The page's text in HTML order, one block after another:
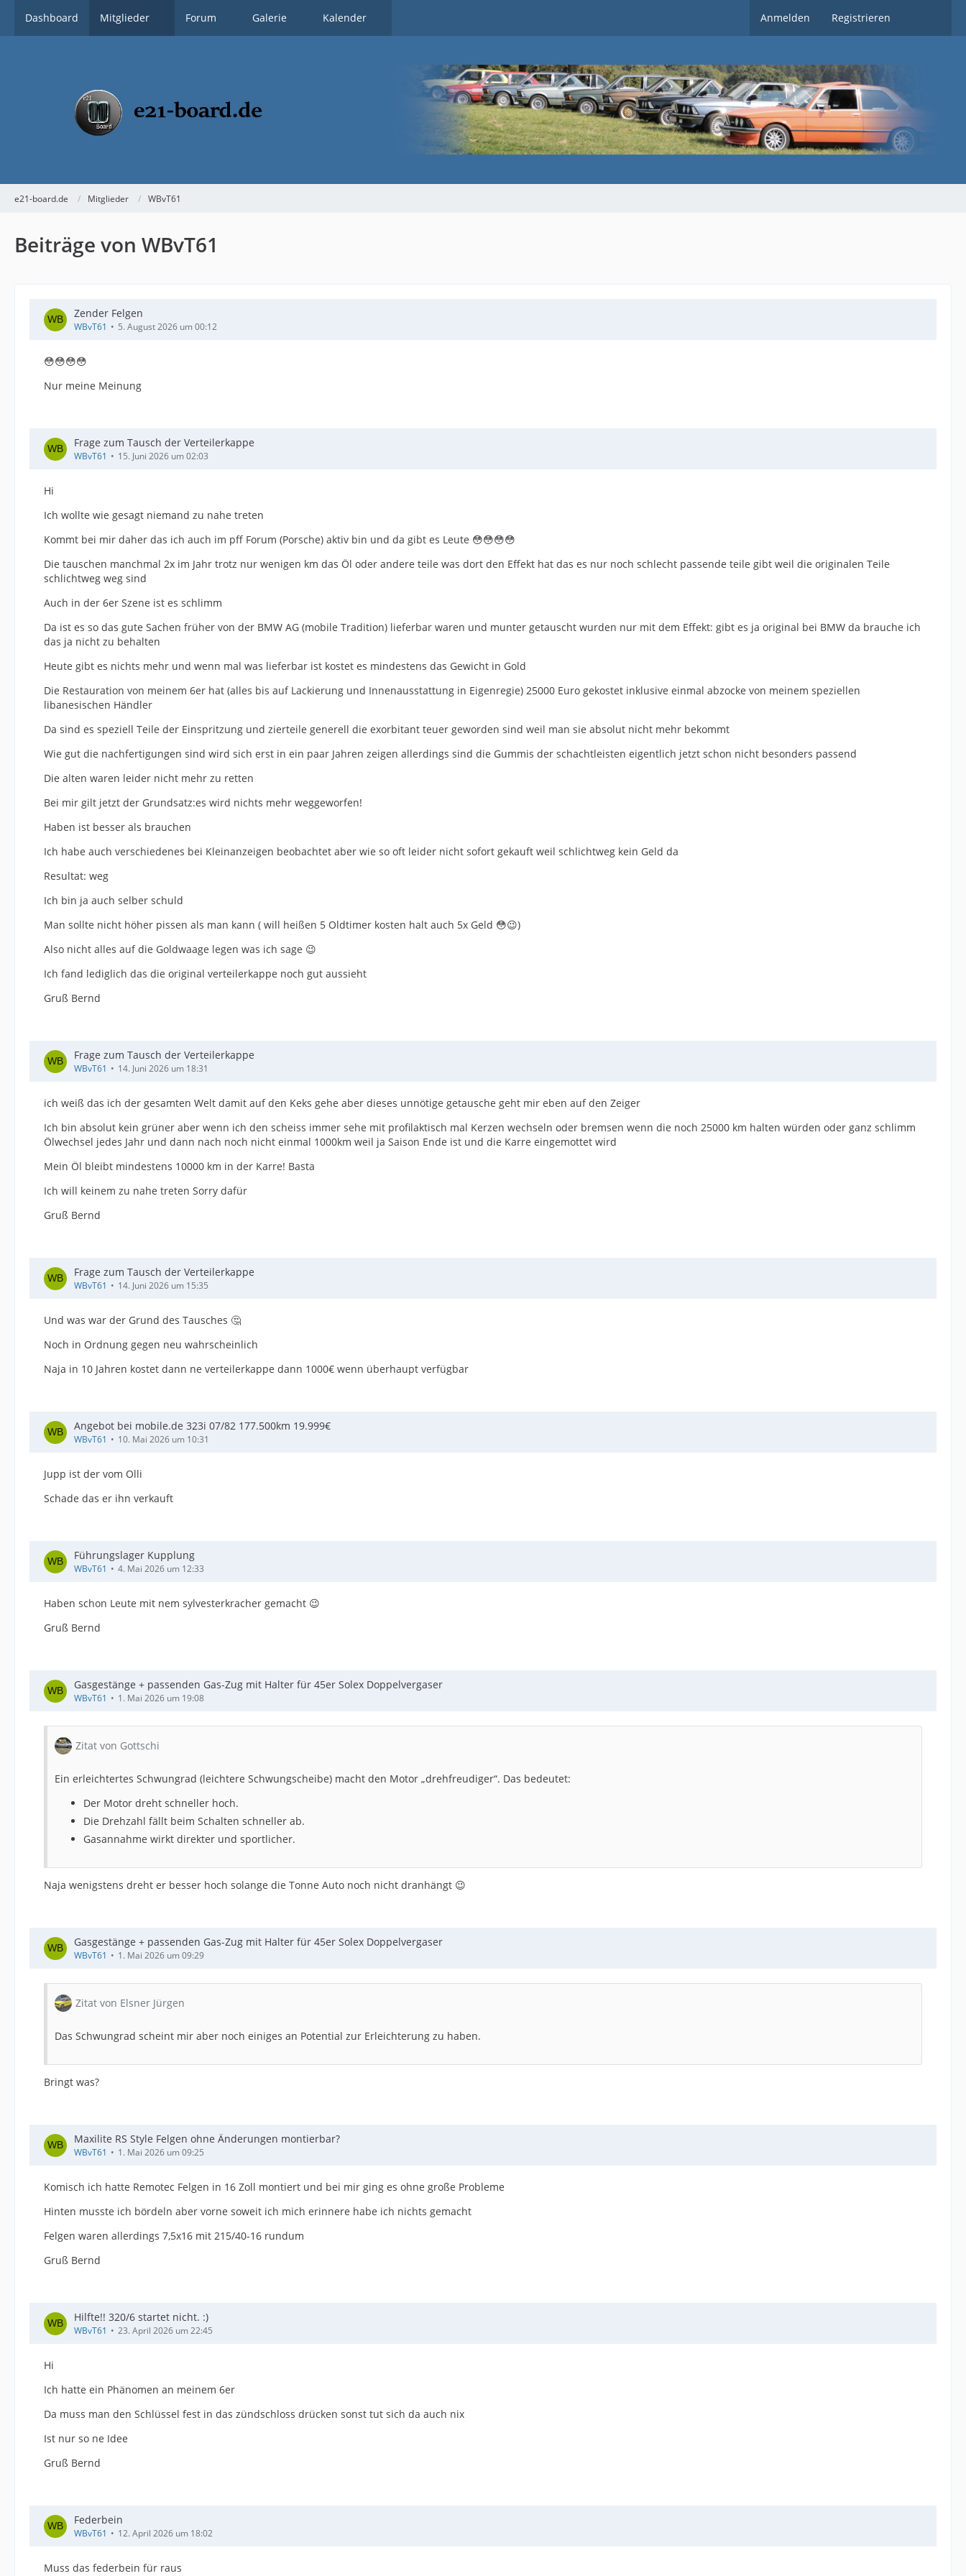
Dashboard Mitglieder Forum Galerie Kalender Anmelden Registrieren
e21-board.de Mitglieder WBvT61
Beiträge von WBvT61
Zender Felgen
WBvT61 5. August 2026 um 00:12
😳😳😳😳
Nur meine Meinung
Frage zum Tausch der Verteilerkappe
WBvT61 15. Juni 2026 um 02:03
Hi
Ich wollte wie gesagt niemand zu nahe treten
Kommt bei mir daher das ich auch im pff Forum (Porsche) aktiv bin und da gibt es Leute 😳😳😳😳
Die tauschen manchmal 2x im Jahr trotz nur wenigen km das Öl oder andere teile was dort den Effekt hat das es nur noch schlecht passende teile gibt weil die originalen Teile
schlichtweg weg sind
Auch in der 6er Szene ist es schlimm
Da ist es so das gute Sachen früher von der BMW AG (mobile Tradition) lieferbar waren und munter getauscht wurden nur mit dem Effekt: gibt es ja original bei BMW da brauche ich
das ja nicht zu behalten
Heute gibt es nichts mehr und wenn mal was lieferbar ist kostet es mindestens das Gewicht in Gold
Die Restauration von meinem 6er hat (alles bis auf Lackierung und Innenausstattung in Eigenregie) 25000 Euro gekostet inklusive einmal abzocke von meinem speziellen
libanesischen Händler
Da sind es speziell Teile der Einspritzung und zierteile generell die exorbitant teuer geworden sind weil man sie absolut nicht mehr bekommt
Wie gut die nachfertigungen sind wird sich erst in ein paar Jahren zeigen allerdings sind die Gummis der schachtleisten eigentlich jetzt schon nicht besonders passend
Die alten waren leider nicht mehr zu retten
Bei mir gilt jetzt der Grundsatz:es wird nichts mehr weggeworfen!
Haben ist besser als brauchen
Ich habe auch verschiedenes bei Kleinanzeigen beobachtet aber wie so oft leider nicht sofort gekauft weil schlichtweg kein Geld da
Resultat: weg
Ich bin ja auch selber schuld
Man sollte nicht höher pissen als man kann ( will heißen 5 Oldtimer kosten halt auch 5x Geld 😳😉)
Also nicht alles auf die Goldwaage legen was ich sage 😉
Ich fand lediglich das die original verteilerkappe noch gut aussieht
Gruß Bernd
Frage zum Tausch der Verteilerkappe
WBvT61 14. Juni 2026 um 18:31
ich weiß das ich der gesamten Welt damit auf den Keks gehe aber dieses unnötige getausche geht mir eben auf den Zeiger
Ich bin absolut kein grüner aber wenn ich den scheiss immer sehe mit profilaktisch mal Kerzen wechseln oder bremsen wenn die noch 25000 km halten würden oder ganz schlimm
Ölwechsel jedes Jahr und dann nach noch nicht einmal 1000km weil ja Saison Ende ist und die Karre eingemottet wird
Mein Öl bleibt mindestens 10000 km in der Karre! Basta
Ich will keinem zu nahe treten Sorry dafür
Gruß Bernd
Frage zum Tausch der Verteilerkappe
WBvT61 14. Juni 2026 um 15:35
Und was war der Grund des Tausches 🤔
Noch in Ordnung gegen neu wahrscheinlich
Naja in 10 Jahren kostet dann ne verteilerkappe dann 1000€ wenn überhaupt verfügbar
Angebot bei mobile.de 323i 07/82 177.500km 19.999€
WBvT61 10. Mai 2026 um 10:31
Jupp ist der vom Olli
Schade das er ihn verkauft
Führungslager Kupplung
WBvT61 4. Mai 2026 um 12:33
Haben schon Leute mit nem sylvesterkracher gemacht 😉
Gruß Bernd
Gasgestänge + passenden Gas-Zug mit Halter für 45er Solex Doppelvergaser
WBvT61 1. Mai 2026 um 19:08
Zitat von Gottschi
Ein erleichtertes Schwungrad (leichtere Schwungscheibe) macht den Motor „drehfreudiger“. Das bedeutet:
Der Motor dreht schneller hoch.
Die Drehzahl fällt beim Schalten schneller ab.
Gasannahme wirkt direkter und sportlicher.
Naja wenigstens dreht er besser hoch solange die Tonne Auto noch nicht dranhängt 😉
Gasgestänge + passenden Gas-Zug mit Halter für 45er Solex Doppelvergaser
WBvT61 1. Mai 2026 um 09:29
Zitat von Elsner Jürgen
Das Schwungrad scheint mir aber noch einiges an Potential zur Erleichterung zu haben.
Bringt was?
Maxilite RS Style Felgen ohne Änderungen montierbar?
WBvT61 1. Mai 2026 um 09:25
Komisch ich hatte Remotec Felgen in 16 Zoll montiert und bei mir ging es ohne große Probleme
Hinten musste ich bördeln aber vorne soweit ich mich erinnere habe ich nichts gemacht
Felgen waren allerdings 7,5x16 mit 215/40-16 rundum
Gruß Bernd
Hilfte!! 320/6 startet nicht. :)
WBvT61 23. April 2026 um 22:45
Hi
Ich hatte ein Phänomen an meinem 6er
Da muss man den Schlüssel fest in das zündschloss drücken sonst tut sich da auch nix
Ist nur so ne Idee
Gruß Bernd
Federbein
WBvT61 12. April 2026 um 18:02
Muss das federbein für raus